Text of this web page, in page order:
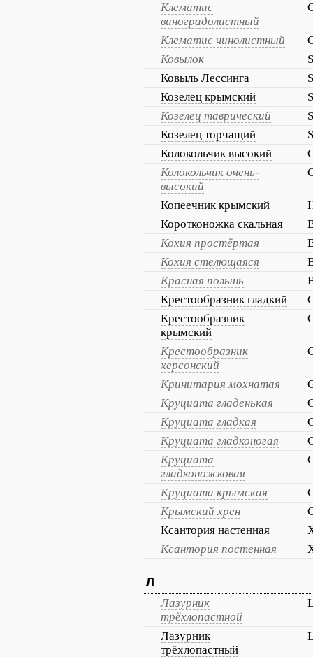
Клематис
виноградолистный
Клематис чинолистный
Ковылок
Ковыль Лессинга
Козелец крымский
Козелец таврический
Козелец торчащий
Колокольчик высокий
Колокольчик очень-
высокий
Копеечник крымский
Коротконожка скальная
Кохия простёртая
Кохия стелющаяся
Красная полынь
Крестообразник гладкий
Крестообразник
крымский
Крестообразник
херсонский
Кринитария мохнатая
Круциата гладенькая
Круциата гладкая
Круциата гладконогая
Круциата
гладконожковая
Круциата крымская
Крымский хрен
Ксантория настенная
Ксантория постенная
Л
Лазурник
трёхлопастной
Лазурник
трёхлопастный